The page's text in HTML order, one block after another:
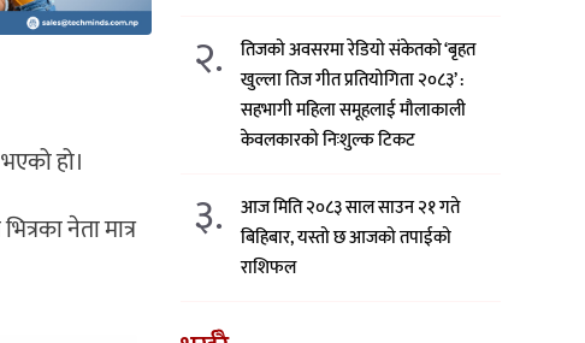
हो।
नेता मात्र
२.
तिजको अवसरमा रेडियो संकेतको ‘बृहत
खुल्ला तिज गीत प्रतियोगिता २०८३’ :
सहभागी महिला समूहलाई मौलाकाली
केवलकारको निःशुल्क टिकट
३.
आज मिति २०८३ साल साउन २१ गते
बिहिबार, यस्तो छ आजको तपाईको
राशिफल